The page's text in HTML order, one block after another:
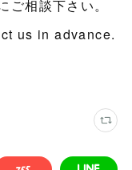
相談下さい。
us in advance.